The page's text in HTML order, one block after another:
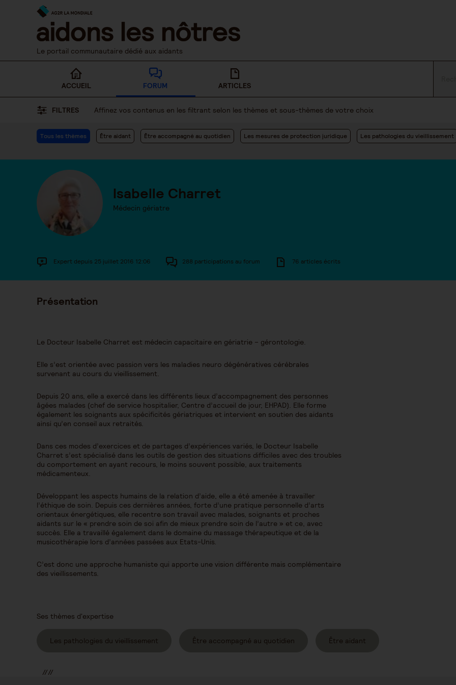
Le portail communautaire dédié aux aidants
ACCUEIL FORUM ARTICLES
FILTRES Affinez vos contenus en les filtrant selon les thèmes et sous-thèmes de votre choix
Tous les thèmes Être aidant Être accompagné au quotidien Les mesures de protection juridique Les pathologies du vieillissement
Isabelle Charret
Médecin gériatre
Expert depuis 25 juillet 2016 12:06 288 participations au forum 76 articles écrits
Présentation
Le Docteur Isabelle Charret est médecin capacitaire en gériatrie – gérontologie.
Elle s’est orientée avec passion vers les maladies neuro dégénératives cérébrales
survenant au cours du vieillissement.
Depuis 20 ans, elle a exercé dans les différents lieux d’accompagnement des personnes
âgées malades (chef de service hospitalier, Centre d’accueil de jour, EHPAD). Elle forme
également les soignants aux spécificités gériatriques et intervient en soutien des aidants
ainsi qu’en conseil aux retraités.
Dans ces modes d’exercices et de partages d’expériences variés, le Docteur Isabelle
Charret s’est spécialisé dans les outils de gestion des situations difficiles avec des troubles
du comportement en ayant recours, le moins souvent possible, aux traitements
médicamenteux.
Développant les aspects humains de la relation d’aide, elle a été amenée à travailler
l’éthique de soin. Depuis ces dernières années, forte d’une pratique personnelle d’arts
orientaux énergétiques, elle recentre son travail avec malades, soignants et proches
aidants sur le « prendre soin de soi afin de mieux prendre soin de l’autre » et ce, avec
succès. Elle a travaillé également dans le domaine du massage thérapeutique et de la
musicothérapie lors d’années passées aux Etats-Unis.
C’est donc une approche humaniste qui apporte une vision différente mais complémentaire
des vieillissements.
Ses thèmes d'expertise
Les pathologies du vieillissement Être accompagné au quotidien Être aidant
////